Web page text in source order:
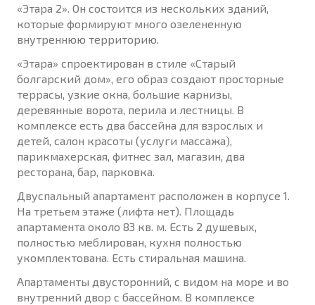
«Этара 2». Он состоится из нескольких зданий,
которые формируют много озелененную
внутреннюю территорию.
«Этара» спроектирован в стиле «Старый
болгарский дом», его образ создают просторные
террасы, узкие окна, большие карнизы,
деревянные ворота, перила и лестницы. В
комплексе есть два бассейна для взрослых и
детей, салон красоты (услуги массажа),
парикмахерская, фитнес зал, магазин, два
ресторана, бар, парковка.
Двуспальный апартамент расположен в корпусе 1.
На третьем этаже (лифта нет). Площадь
апартамента около 83 кв. м. Есть 2 душевых,
полностью меблирован, кухня полностью
укомплектована. Есть стиральная машина.
Апартаменты двусторонний, с видом на море и во
внутренний двор с бассейном. В комплексе